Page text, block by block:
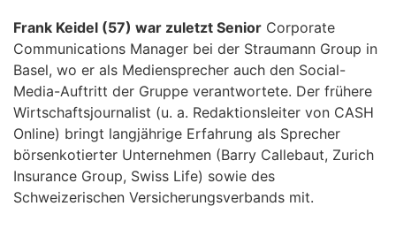
Frank Keidel (57) war zuletzt Senior Corporate
Communications Manager bei der Straumann Group in
Basel, wo er als Mediensprecher auch den Social-
Media-Auftritt der Gruppe verantwortete. Der frühere
Wirtschaftsjournalist (u. a. Redaktionsleiter von CASH
Online) bringt langjährige Erfahrung als Sprecher
börsenkotierter Unternehmen (Barry Callebaut, Zurich
Insurance Group, Swiss Life) sowie des
Schweizerischen Versicherungsverbands mit.